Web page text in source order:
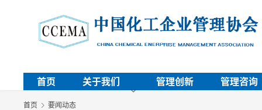
首页 关于我们 管理创新 管理咨询
首页 要闻动态